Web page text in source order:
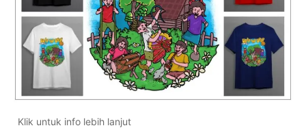
Klik untuk info lebih lanjut